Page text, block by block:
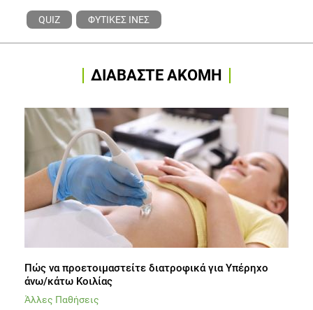
QUIZ ΦΥΤΙΚΕΣ ΙΝΕΣ
ΔΙΑΒΑΣΤΕ ΑΚΟΜΗ
Πώς να προετοιμαστείτε διατροφικά για Υπέρηχο
άνω/κάτω Κοιλίας
Άλλες Παθήσεις